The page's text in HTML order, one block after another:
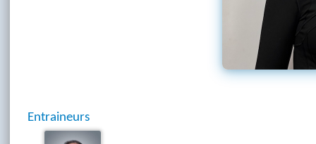
Entraineurs